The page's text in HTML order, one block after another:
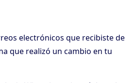
electrónicos que recibiste de
que realizó un cambio en tu